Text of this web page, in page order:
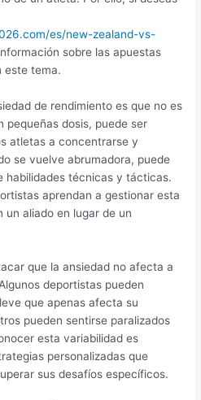
es/new-zealand-vs-
sobre las apuestas
este tema.
de rendimiento es que no es
pequeñas dosis, puede ser
atletas a concentrarse y
se vuelve abrumadora, puede
habilidades técnicas y tácticas.
aprendan a gestionar esta
un aliado en lugar de un
que la ansiedad no afecta a
deportistas pueden
que apenas afecta su
pueden sentirse paralizados
esta variabilidad es
personalizadas que
sus desafíos específicos.